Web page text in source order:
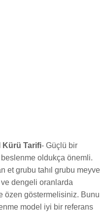
Kürü Tarifi- Güçlü bir
beslenme oldukça önemli.
et grubu tahıl grubu meyve
dengeli oranlarda
özen göstermelisiniz. Bunu
model iyi bir referans